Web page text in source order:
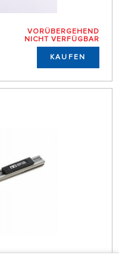
VORÜBERGEHEND
NICHT VERFÜGBAR
KAUFEN